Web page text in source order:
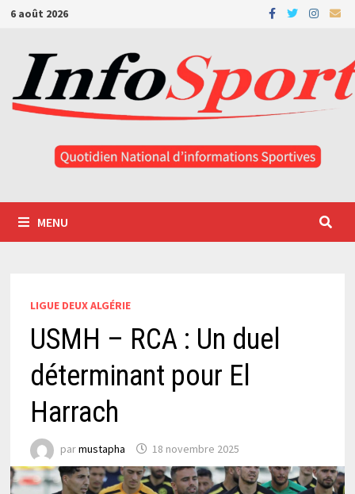
Passer
contenu
6 août 2026
MENU
LIGUE DEUX ALGÉRIE
USMH – RCA : Un duel
déterminant pour El
Harrach
parmustapha 18 novembre 2025